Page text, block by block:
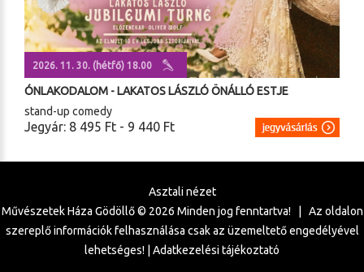
2026. 11. 30. (hétfő) 18.00
ÓNLAKODALOM - LAKATOS LÁSZLÓ ÖNÁLLÓ ESTJE
stand-up comedy
Jegyár: 8 495 Ft - 9 440 Ft
Asztali nézet
Művészetek Háza Gödöllő © 2026 Minden jog fenntartva! | Az oldalon
szereplő információk felhasználása csak az üzemeltető engedélyével
lehetséges! | Adatkezelési tájékoztató